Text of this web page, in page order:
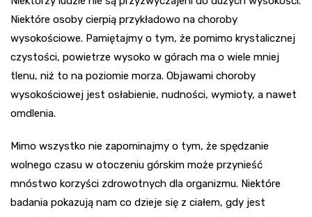
Niektóre osoby cierpią przykładowo na choroby
wysokościowe. Pamiętajmy o tym, że pomimo krystalicznej
czystości, powietrze wysoko w górach ma o wiele mniej
tlenu, niż to na poziomie morza. Objawami choroby
wysokościowej jest osłabienie, nudności, wymioty, a nawet
omdlenia.
Mimo wszystko nie zapominajmy o tym, że spędzanie
wolnego czasu w otoczeniu górskim może przynieść
mnóstwo korzyści zdrowotnych dla organizmu. Niektóre
badania pokazują nam co dzieje się z ciałem, gdy jest